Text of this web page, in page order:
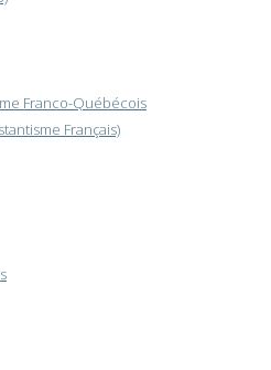
Franco-Québécois
Français)